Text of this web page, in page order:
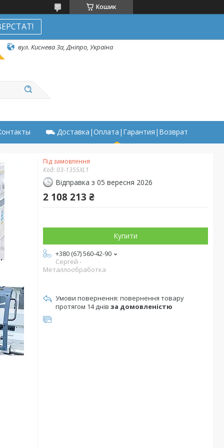
Кошик
вул. Киснева 3а, Дніпро, Україна
⛟ Доставка|Оплата|Гарантия|Возврат
Під замовлення
Код: 03-1355XL1
Відправка з 05 вересня 2026
2 108 213 ₴
Купити
+380 (67) 560-42-90
Сергей -
Металлообработка
повернення товару
протягом 14 днів за домовленістю